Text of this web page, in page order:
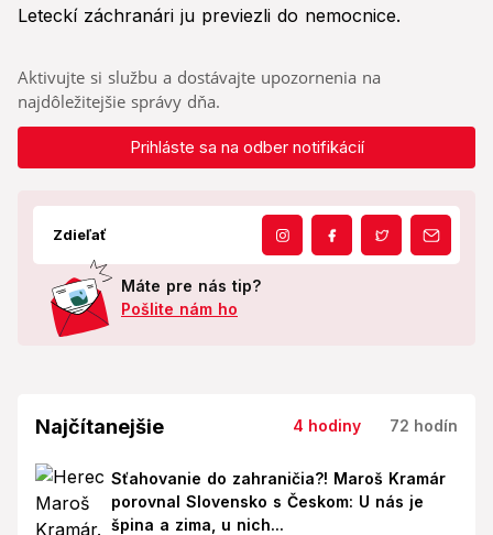
Leteckí záchranári ju previezli do nemocnice.
Aktivujte si službu a dostávajte upozornenia na
najdôležitejšie správy dňa.
Prihláste sa na odber notifikácií
Zdieľať
Máte pre nás tip?
Pošlite nám ho
Najčítanejšie 4 hodiny 72 hodín
Sťahovanie do zahraničia?! Maroš Kramár
porovnal Slovensko s Českom: U nás je
špina a zima, u nich...